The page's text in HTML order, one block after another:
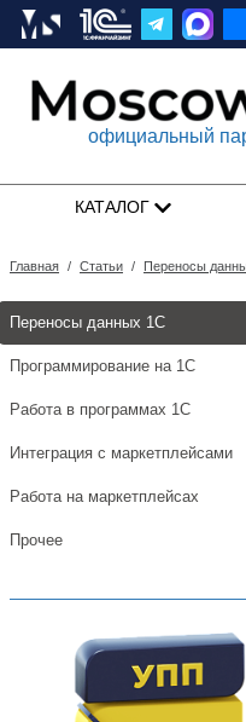
официальный
КАТАЛОГ
Главная / Статьи / Переносы
Переносы данных 1С
Программирование на 1С
Работа в программах 1С
Интеграция с маркетплейсами
Работа на маркетплейсах
Прочее